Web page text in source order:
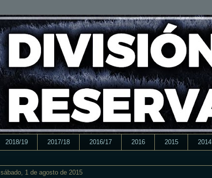
2018/19 2017/18 2016/17 2016 2015 2014
sábado, 1 de agosto de 2015